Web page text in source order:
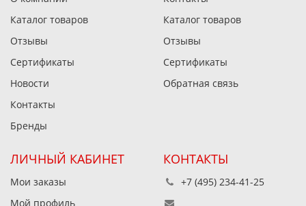
Каталог товаров
Отзывы
Сертификаты
Новости
Контакты
Бренды
Каталог товаров
Отзывы
Сертификаты
Обратная связь
ЛИЧНЫЙ КАБИНЕТ
Мои заказы
Мой профиль
КОНТАКТЫ
+7 (495) 234-41-25